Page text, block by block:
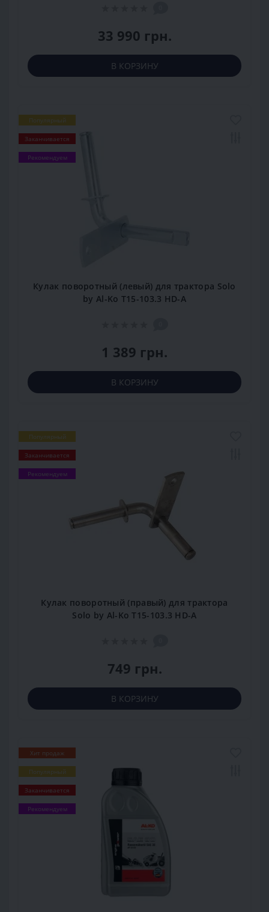
33 990 грн.
В КОРЗИНУ
Популярный
Заканчивается
Рекомендуем
Кулак поворотный (левый) для трактора Solo
by Al-Ko T15-103.3 HD-A
1 389 грн.
В КОРЗИНУ
Популярный
Заканчивается
Рекомендуем
Кулак поворотный (правый) для трактора
Solo by Al-Ko T15-103.3 HD-A
749 грн.
В КОРЗИНУ
Хит продаж
Популярный
Заканчивается
Рекомендуем